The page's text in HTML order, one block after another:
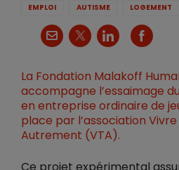
EMPLOI
AUTISME LOGEMENT
Courriel
X LinkedIn
La Fondation Malakoff
accompagne l’essaimage
en entreprise ordinaire de
place par l’association
Autrement (VTA).
Ce projet expérimental